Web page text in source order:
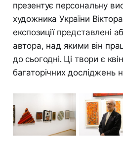
презентує персональну
художника України
експозиції представлені
автора, над якими він
до сьогодні. Ці твори є
багаторічних досліджень